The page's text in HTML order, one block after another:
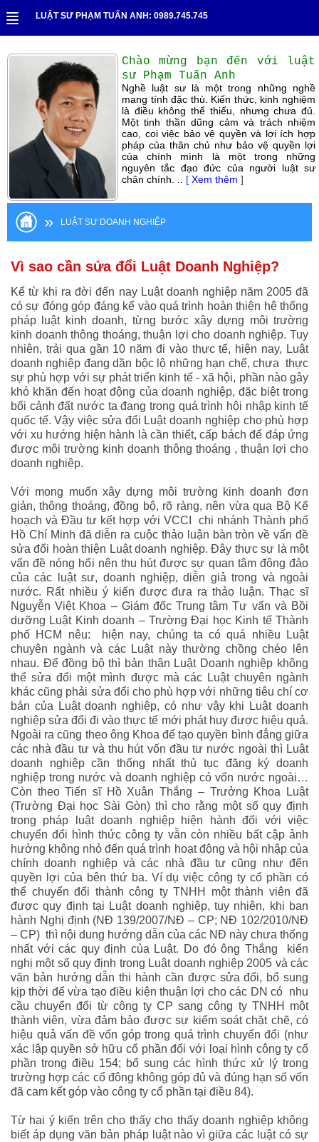
LUẬT SƯ PHẠM TUẤN ANH: 0989.745.745
Chào mừng bạn đến với luật
sư Phạm Tuấn Anh
Nghề luật sư là một trong những nghề
mang tính đặc thù. Kiến thức, kinh nghiệm
là điều không thể thiếu, nhưng chưa đủ.
Một tinh thần dũng cảm và trách nhiệm
cao, coi việc bảo vệ quyền và lợi ích hợp
pháp của thân chủ như bảo vệ quyền lợi
của chính mình là một trong những
nguyên tắc đạo đức của người luật sư
chân chính. .. [ Xem thêm ]
» LUẬT SƯ DOANH NGHIỆP
Vì sao cần sửa đổi Luật Doanh Nghiệp?
Kể từ khi ra đời đến nay Luật doanh nghiệp năm 2005 đã
có sự đóng góp đáng kể vào quá trình hoàn thiện hệ thống
pháp luật kinh doanh, từng bước xây dựng môi trường
kinh doanh thông thoáng, thuận lợi cho doanh nghiệp. Tuy
nhiên, trải qua gần 10 năm đi vào thực tế, hiện nay, Luật
doanh nghiệp đang dần bộc lộ những hạn chế, chưa thực
sự phù hợp với sự phát triển kinh tế - xã hội, phần nào gây
khó khăn đến hoạt động của doanh nghiệp, đặc biệt trong
bối cảnh đất nước ta đang trong quá trình hội nhập kinh tế
quốc tế. Vậy việc sửa đổi Luật doanh nghiệp cho phù hợp
với xu hướng hiện hành là cần thiết, cấp bách để đáp ứng
được môi trường kinh doanh thông thoáng , thuận lợi cho
doanh nghiệp.
Với mong muốn xây dựng môi trường kinh doanh đơn
giản, thông thoáng, đồng bộ, rõ ràng, nên vừa qua Bộ Kế
hoạch và Đầu tư kết hợp với VCCI chi nhánh Thành phố
Hồ Chí Minh đã diễn ra cuộc thảo luận bàn tròn về vấn đề
sửa đổi hoàn thiện Luật doanh nghiệp. Đây thực sự là một
vấn đề nóng hổi nên thu hút được sự quan tâm đông đảo
của các luật sư, doanh nghiệp, diễn giả trong và ngoài
nước. Rất nhiều ý kiến được đưa ra thảo luận. Thạc sĩ
Nguyễn Việt Khoa – Giám đốc Trung tâm Tư vấn và Bồi
dưỡng Luật Kinh doanh – Trường Đại học Kinh tế Thành
phố HCM nêu: hiện nay, chúng ta có quá nhiều Luật
chuyên ngành và các Luật này thường chồng chéo lên
nhau. Để đồng bộ thì bản thân Luật Doanh nghiệp không
thể sửa đổi một mình được mà các Luật chuyên ngành
khác cũng phải sửa đổi cho phù hợp với những tiêu chí cơ
bản của Luật doanh nghiệp, có như vậy khi Luật doanh
nghiệp sửa đổi đi vào thực tế mới phát huy được hiệu quả.
Ngoài ra cũng theo ông Khoa để tạo quyền bình đẳng giữa
các nhà đầu tư và thu hút vốn đầu tư nước ngoài thì Luật
doanh nghiệp cần thống nhất thủ tục đăng ký doanh
nghiệp trong nước và doanh nghiệp có vốn nước ngoài…
Còn theo Tiến sĩ Hồ Xuân Thắng – Trưởng Khoa Luật
(Trường Đại học Sài Gòn) thì cho rằng một số quy định
trong pháp luật doanh nghiệp hiện hành đối với việc
chuyển đổi hình thức công ty vẫn còn nhiều bất cập ảnh
hưởng không nhỏ đến quá trình hoạt động và hội nhập của
chính doanh nghiệp và các nhà đầu tư cũng như đến
quyền lợi của bên thứ ba. Ví dụ việc công ty cổ phần có
thể chuyển đổi thành công ty TNHH một thành viên đã
được quy định tại Luật doanh nghiệp, tuy nhiên, khi ban
hành Nghị định (NĐ 139/2007/NĐ – CP; NĐ 102/2010/NĐ
– CP) thì nội dung hướng dẫn của các NĐ này chưa thống
nhất với các quy định của Luật. Do đó ông Thắng kiến
nghị một số quy định trong Luật doanh nghiệp 2005 và các
văn bản hướng dẫn thi hành cần được sửa đổi, bổ sung
kịp thời để vừa tạo điều kiện thuận lợi cho các DN có nhu
cầu chuyển đổi từ công ty CP sang công ty TNHH một
thành viên, vừa đảm bảo được sự kiểm soát chặt chẽ, có
hiệu quả vấn đề vốn góp trong quá trình chuyển đổi (như
xác lập quyền sở hữu cổ phần đối với loại hình công ty cổ
phần trong điều 154; bổ sung các hình thức xử lý trong
trường hợp các cổ đông không góp đủ và đúng hạn số vốn
đã cam kết góp vào công ty cổ phần tại điều 84).
Từ hai ý kiến trên cho thấy cho thấy doanh nghiệp không
biết áp dụng văn bản pháp luật nào vì giữa các luật có sự